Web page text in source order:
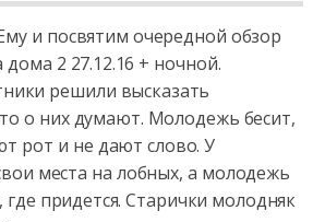
и посвятим очередной обзор
дома 2 27.12.16 + ночной.
решили высказать
о них думают. Молодежь бесит,
рот и не дают слово. У
места на лобных, а молодежь
придется. Старички молодняк